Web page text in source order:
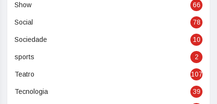
Show 66
Social 78
Sociedade 10
sports 2
Teatro 107
Tecnologia 39